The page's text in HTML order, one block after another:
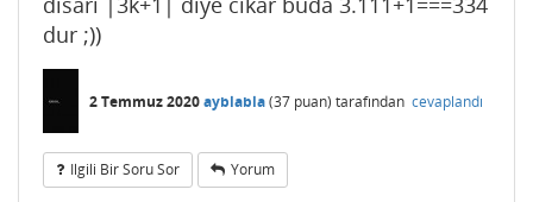
dur ;))
2 Temmuz 2020ayblabla(37 puan) tarafından cevaplandı
Ilgili Bir Soru Sor Yorum